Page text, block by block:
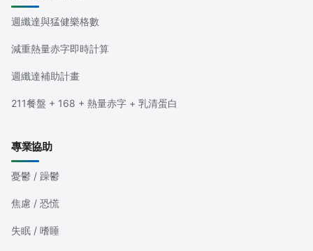
週纖達與猛健樂格數
減重熱量赤字即時計算
週纖達補助計畫
211餐盤 + 168 + 熱量赤字 + 乳清蛋白
專業協助
憂鬱 / 躁鬱
焦慮 / 恐慌
失眠 / 嗜睡